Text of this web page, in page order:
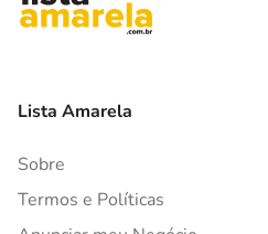
Lista Amarela
Sobre
Termos e Políticas